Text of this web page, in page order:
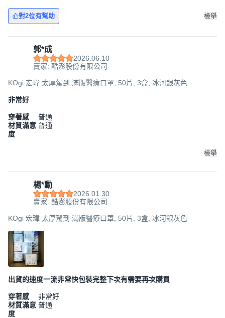
對2位有幫助 檢舉
郭*成
2026.06.10
賣家: 酷澎股份有限公司
KOgi 宏瑋 太厚駕到 滿版醫療口罩, 50片, 3盒, 冰河銀灰色
非常好
穿著感
普通
材質滿意
度
普通
檢舉
楊*勳
2026.01.30
賣家: 酷澎股份有限公司
KOgi 宏瑋 太厚駕到 滿版醫療口罩, 50片, 3盒, 冰河銀灰色
出貨的速度一流非常快包裝完整下次有需要再次購買
穿著感
非常好
材質滿意
度
普通